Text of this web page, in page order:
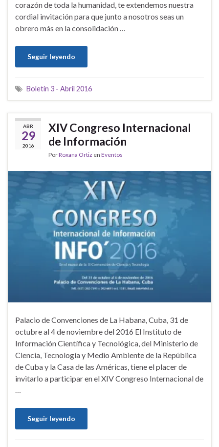
corazón de toda la humanidad, te extendemos nuestra
cordial invitación para que junto a nosotros seas un
obrero más en la consolidación …
Seguir leyendo
Boletín 3 - Abril 2016
ABR
29
2016
XIV Congreso Internacional
de Información
PorRoxana Ortiz en Eventos
Palacio de Convenciones de La Habana, Cuba, 31 de
octubre al 4 de noviembre del 2016 El Instituto de
Información Científica y Tecnológica, del Ministerio de
Ciencia, Tecnología y Medio Ambiente de la República
de Cuba y la Casa de las Américas, tiene el placer de
invitarlo a participar en el XIV Congreso Internacional de
…
Seguir leyendo